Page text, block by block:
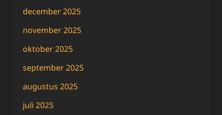
december 2025
november 2025
oktober 2025
september 2025
augustus 2025
juli 2025